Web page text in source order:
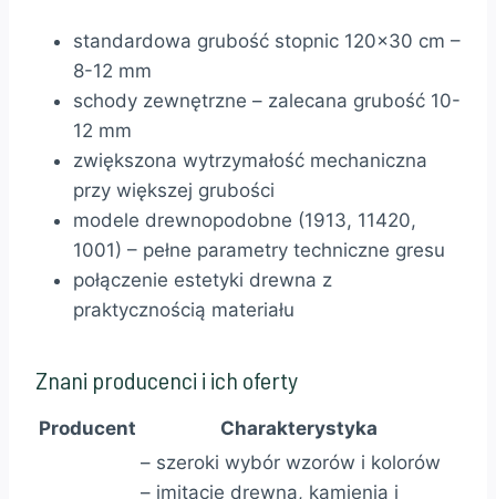
standardowa grubość stopnic 120×30 cm –
8-12 mm
schody zewnętrzne – zalecana grubość 10-
12 mm
zwiększona wytrzymałość mechaniczna
przy większej grubości
modele drewnopodobne (1913, 11420,
1001) – pełne parametry techniczne gresu
połączenie estetyki drewna z
praktycznością materiału
Znani producenci i ich oferty
Producent Charakterystyka
– szeroki wybór wzorów i kolorów
– imitacje drewna, kamienia i